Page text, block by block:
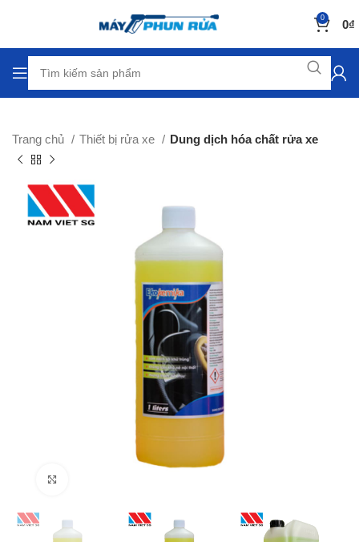
0 0₫
Trang chủ Thiết bị rửa xe Dung dịch hóa chất rửa xe